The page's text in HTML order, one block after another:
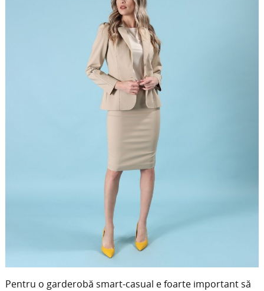
Pentru o garderobă smart-casual e foarte important să